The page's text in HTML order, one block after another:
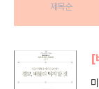
제목순
[